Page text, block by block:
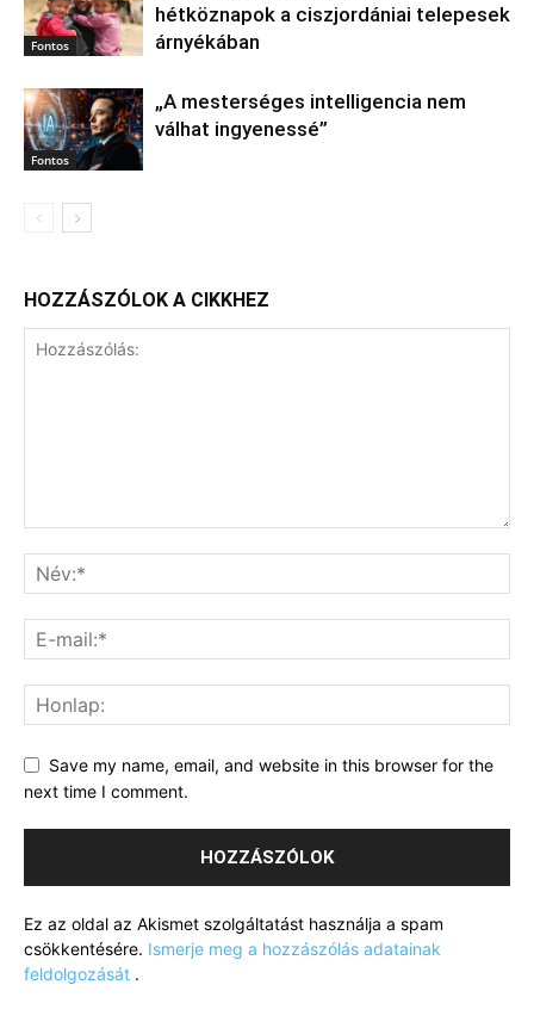
Fontos
hétköznapok a ciszjordániai telepesek
árnyékában
Fontos
„A mesterséges intelligencia nem
válhat ingyenessé”
HOZZÁSZÓLOK A CIKKHEZ
Save my name, email, and website in this browser for the
next time I comment.
Ez az oldal az Akismet szolgáltatást használja a spam
csökkentésére. Ismerje meg a hozzászólás adatainak
feldolgozását .